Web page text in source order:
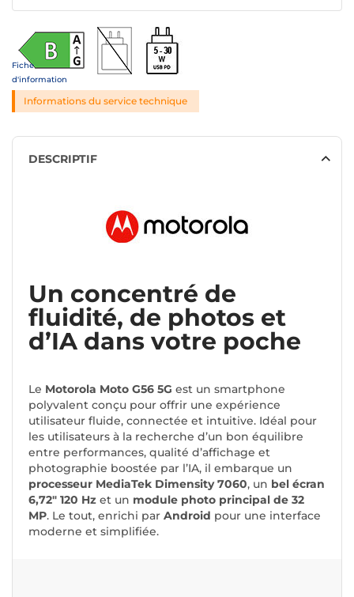
Fiche
d'information
Informations du service technique
DESCRIPTIF
Un concentré de
fluidité, de photos et
d’IA dans votre poche
Le Motorola Moto G56 5G est un smartphone
polyvalent conçu pour offrir une expérience
utilisateur fluide, connectée et intuitive. Idéal pour
les utilisateurs à la recherche d’un bon équilibre
entre performances, qualité d’affichage et
photographie boostée par l’IA, il embarque un
processeur MediaTek Dimensity 7060, un bel écran
6,72" 120 Hz et un module photo principal de 32
MP. Le tout, enrichi par Android pour une interface
moderne et simplifiée.